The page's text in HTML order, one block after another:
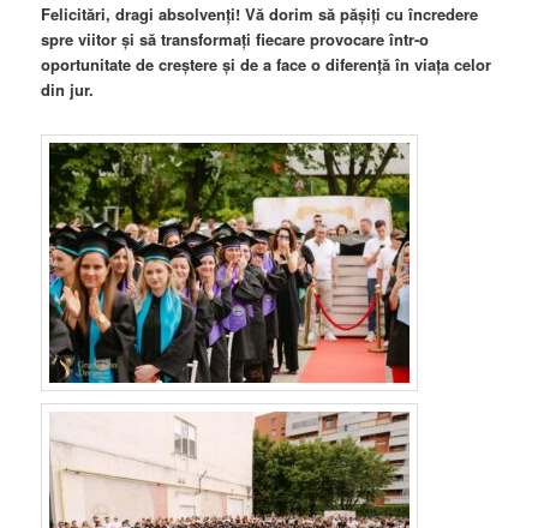
Felicitări, dragi absolvenți! Vă dorim să pășiți cu încredere
spre viitor și să transformați fiecare provocare într-o
oportunitate de creștere și de a face o diferență în viața celor
din jur.